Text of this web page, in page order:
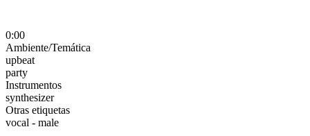
0:00
Ambiente/Temática
upbeat
party
Instrumentos
synthesizer
Otras etiquetas
vocal - male